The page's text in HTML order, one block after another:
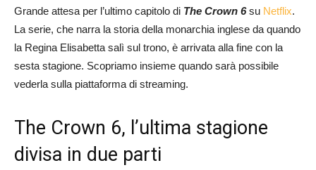
Grande attesa per l’ultimo capitolo di The Crown 6su Netflix.
La serie, che narra la storia della monarchia inglese da quando
la Regina Elisabetta salì sul trono, è arrivata alla fine con la
sesta stagione. Scopriamo insieme quando sarà possibile
vederla sulla piattaforma di streaming.
The Crown 6, l’ultima stagione
divisa in due parti